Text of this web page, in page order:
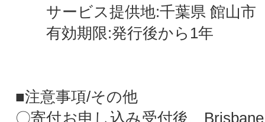
サービス提供地:千葉県 館山市
有効期限:発行後から1年
■注意事項/その他
〇寄付お申し込み受付後、